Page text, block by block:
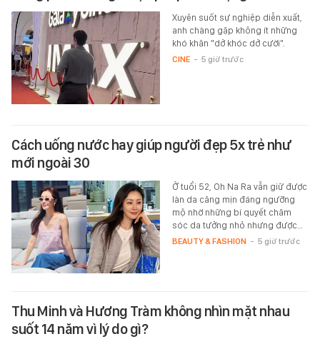
Xuyên suốt sự nghiệp diễn xuất,
anh chàng gặp không ít những
khó khăn "dở khóc dở cười".
CINE - 5 giờ trước
Cách uống nước hay giúp người đẹp 5x trẻ như
mới ngoài 30
Ở tuổi 52, Oh Na Ra vẫn giữ được
làn da căng mịn đáng ngưỡng
mộ nhờ những bí quyết chăm
sóc da tưởng nhỏ nhưng được…
BEAUTY & FASHION - 5 giờ trước
Thu Minh và Hương Tràm không nhìn mặt nhau
suốt 14 năm vì lý do gì?